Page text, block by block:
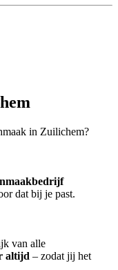
in Zuilichem?
dat bij je past.
van alle
altijd – zodat jij het